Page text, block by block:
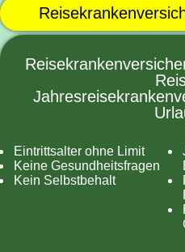
Eintrittsalter ohne Limit
Keine Gesundheitsfragen
Kein Selbstbehalt